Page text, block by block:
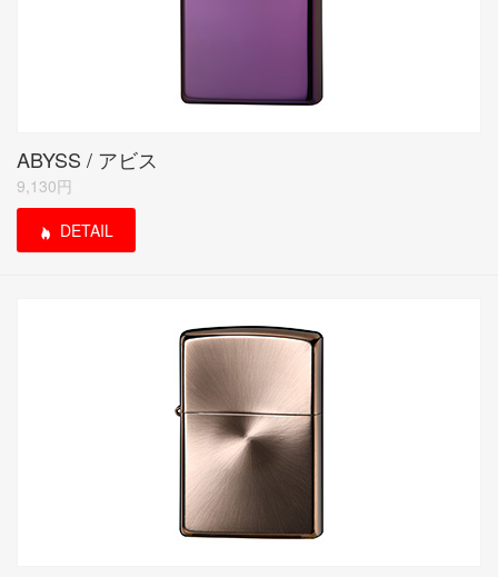
ABYSS / アビス
9,130円
DETAIL